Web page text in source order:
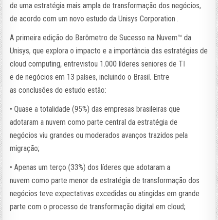
de uma estratégia mais ampla de transformação dos negócios,
de acordo com um novo estudo da Unisys Corporation .
A primeira edição do Barômetro de Sucesso na Nuvem™ da
Unisys, que explora o impacto e a importância das estratégias de
cloud computing, entrevistou 1.000 líderes seniores de TI
e de negócios em 13 países, incluindo o Brasil. Entre
as conclusões do estudo estão:
• Quase a totalidade (95%) das empresas brasileiras que
adotaram a nuvem como parte central da estratégia de
negócios viu grandes ou moderados avanços trazidos pela
migração;
• Apenas um terço (33%) dos líderes que adotaram a
nuvem como parte menor da estratégia de transformação dos
negócios teve expectativas excedidas ou atingidas em grande
parte com o processo de transformação digital em cloud;